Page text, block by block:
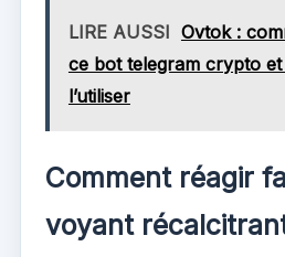
LIRE AUSSI Ovtok :
ce bot telegram crypto
l’utiliser
Comment réagir
voyant